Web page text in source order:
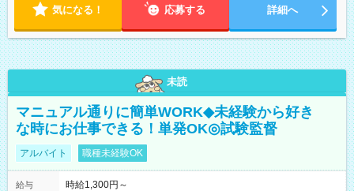
気になる！ 応募する 詳細へ
未読
マニュアル通りに簡単WORK◆未経験から好き
な時にお仕事できる！単発OK◎試験監督
アルバイト 職種未経験OK
給与
時給1,300円～